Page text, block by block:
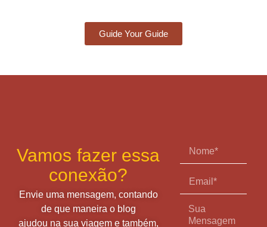
Guide Your Guide
Vamos fazer essa
conexão?
Envie uma mensagem, contando
de que maneira o blog
ajudou na sua viagem e também,